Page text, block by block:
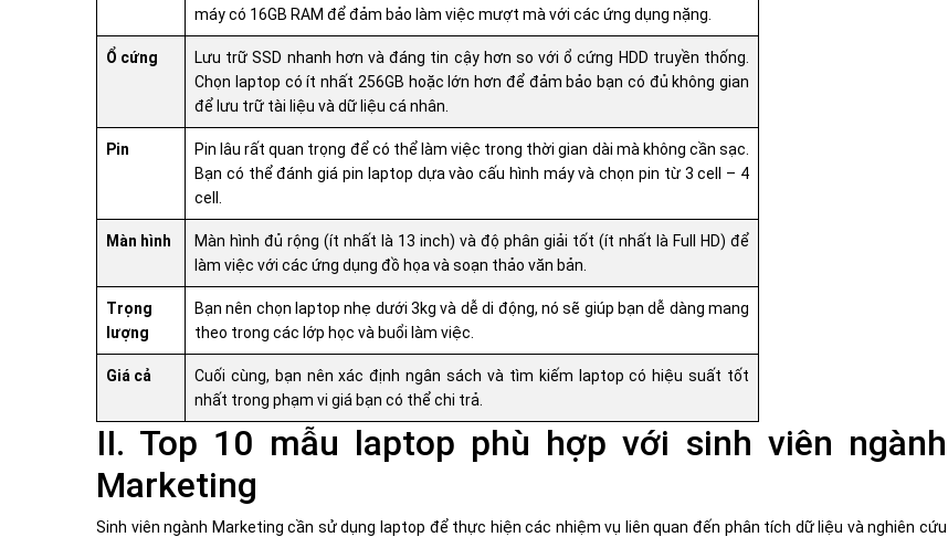
máy có 16GB RAM để đảm bảo làm việc mượt mà với các ứng dụng nặng.
Ổ cứng
Lưu trữ SSD nhanh hơn và đáng tin cậy hơn so với ổ cứng HDD truyền thống.
Chọn laptop có ít nhất 256GB hoặc lớn hơn để đảm bảo bạn có đủ không gian
để lưu trữ tài liệu và dữ liệu cá nhân.
Pin
Pin lâu rất quan trọng để có thể làm việc trong thời gian dài mà không cần sạc.
Bạn có thể đánh giá pin laptop dựa vào cấu hình máy và chọn pin từ 3 cell – 4
cell.
Màn hình
Màn hình đủ rộng (ít nhất là 13 inch) và độ phân giải tốt (ít nhất là Full HD) để
làm việc với các ứng dụng đồ họa và soạn thảo văn bản.
Trọng
lượng
Bạn nên chọn laptop nhẹ dưới 3kg và dễ di động, nó sẽ giúp bạn dễ dàng mang
theo trong các lớp học và buổi làm việc.
Giá cả
Cuối cùng, bạn nên xác định ngân sách và tìm kiếm laptop có hiệu suất tốt
nhất trong phạm vi giá bạn có thể chi trả.
II. Top 10 mẫu laptop phù hợp với sinh viên ngành
Marketing
Sinh viên ngành Marketing cần sử dụng laptop để thực hiện các nhiệm vụ liên quan đến phân tích dữ liệu và nghiên cứu